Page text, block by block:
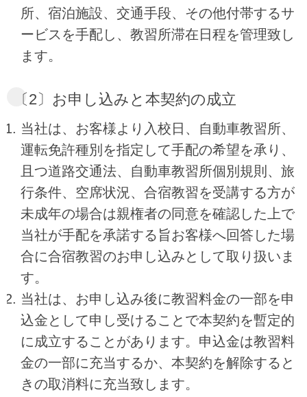
所、宿泊施設、交通手段、その他付帯するサ
ービスを手配し、教習所滞在日程を管理致し
ます。
〔2〕お申し込みと本契約の成立
当社は、お客様より入校日、自動車教習所、
運転免許種別を指定して手配の希望を承り、
且つ道路交通法、自動車教習所個別規則、旅
行条件、空席状況、合宿教習を受講する方が
未成年の場合は親権者の同意を確認した上で
当社が手配を承諾する旨お客様へ回答した場
合に合宿教習のお申し込みとして取り扱いま
す。
当社は、お申し込み後に教習料金の一部を申
込金として申し受けることで本契約を暫定的
に成立することがあります。申込金は教習料
金の一部に充当するか、本契約を解除すると
きの取消料に充当致します。